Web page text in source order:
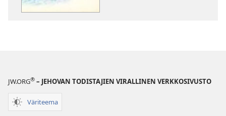
JW.ORG® – JEHOVAN TODISTAJIEN VIRALLINEN VERKKOSIVUSTO
Väriteema